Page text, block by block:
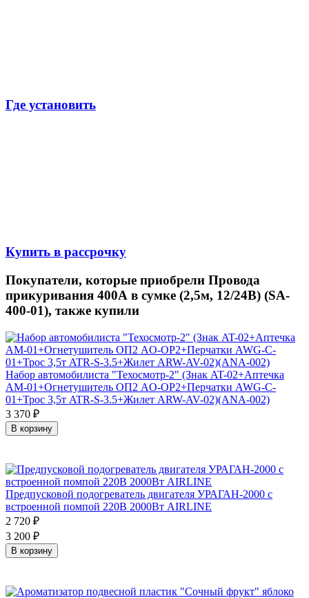
Где установить
Купить в рассрочку
Покупатели, которые приобрели Провода
прикуривания 400А в сумке (2,5м, 12/24В) (SA-
400-01), также купили
Набор автомобилиста "Техосмотр-2" (Знак AT-02+Аптечка
AM-01+Огнетушитель ОП2 AO-OP2+Перчатки AWG-C-
01+Трос 3,5т ATR-S-3.5+Жилет ARW-AV-02)(ANA-002)
3 370 ₽
В корзину
Предпусковой подогреватель двигателя УРАГАН-2000 с
встроенной помпой 220В 2000Вт AIRLINE
2 720 ₽
3 200 ₽
В корзину